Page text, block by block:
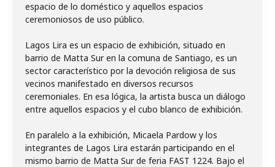
espacio de lo doméstico y aquellos espacios
ceremoniosos de uso público.
Lagos Lira es un espacio de exhibición, situado en
barrio de Matta Sur en la comuna de Santiago, es un
sector característico por la devoción religiosa de sus
vecinos manifestado en diversos recursos
ceremoniales. En esa lógica, la artista busca un diálogo
entre aquellos espacios y el cubo blanco de exhibición.
En paralelo a la exhibición, Micaela Pardow y los
integrantes de Lagos Lira estarán participando en el
mismo barrio de Matta Sur de feria FAST 1224. Bajo el